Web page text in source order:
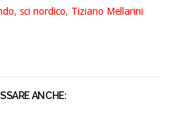
,sci nordico, Tiziano Mellarini
ANCHE: